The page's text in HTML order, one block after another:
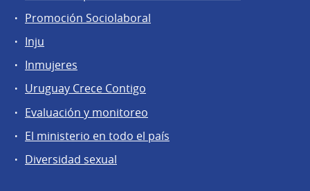
Promoción Sociolaboral
Inju
Inmujeres
Uruguay Crece Contigo
Evaluación y monitoreo
El ministerio en todo el país
Diversidad sexual